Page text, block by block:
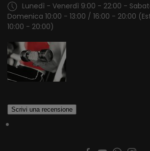
Lunedì - Venerdì 9:00 - 22:00 -
Domenica 10:00 - 13:00 / 16:00 - 20:00
10:00 - 20:00)